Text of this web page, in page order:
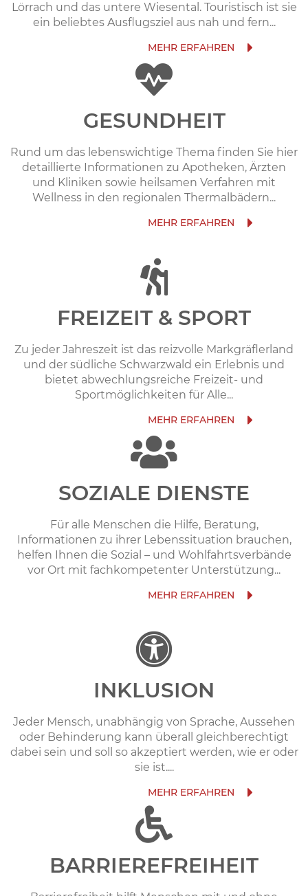
Lörrach und das untere Wiesental. Touristisch ist sie
ein beliebtes Ausflugsziel aus nah und fern...
GESUNDHEIT
Rund um das lebenswichtige Thema finden Sie hier
detaillierte Informationen zu Apotheken, Ärzten
und Kliniken sowie heilsamen Verfahren mit
Wellness in den regionalen Thermalbädern...
FREIZEIT & SPORT
Zu jeder Jahreszeit ist das reizvolle Markgräflerland
und der südliche Schwarzwald ein Erlebnis und
bietet abwechlungsreiche Freizeit- und
Sportmöglichkeiten für Alle...
SOZIALE DIENSTE
Für alle Menschen die Hilfe, Beratung,
Informationen zu ihrer Lebenssituation brauchen,
helfen Ihnen die Sozial – und Wohlfahrtsverbände
vor Ort mit fachkompetenter Unterstützung...
INKLUSION
Jeder Mensch, unabhängig von Sprache, Aussehen
oder Behinderung kann überall gleichberechtigt
dabei sein und soll so akzeptiert werden, wie er oder
sie ist....
BARRIEREFREIHEIT